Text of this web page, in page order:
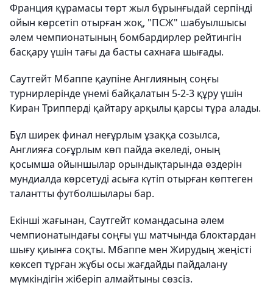
Франция құрамасы төрт жыл бұрынғыдай серпінді
ойын көрсетіп отырған жоқ, "ПСЖ" шабуылшысы
әлем чемпионатының бомбардирлер рейтингін
басқару үшін тағы да басты сахнаға шығады.
Саутгейт Мбаппе қаупіне Англияның соңғы
турнирлерінде үнемі байқалатын 5-2-3 құру үшін
Киран Трипперді қайтару арқылы қарсы тұра алады.
Бұл ширек финал неғұрлым ұзаққа созылса,
Англияға соғұрлым көп пайда әкеледі, оның
қосымша ойыншылар орындықтарында өздерін
мундиалда көрсетуді асыға күтіп отырған көптеген
талантты футболшылары бар.
Екінші жағынан, Саутгейт командасына әлем
чемпионатындағы соңғы үш матчында блоктардан
шығу қиынға соқты. Мбаппе мен Жирудың жеңісті
көксеп тұрған жұбы осы жағдайды пайдалану
мүмкіндігін жіберіп алмайтыны сөзсіз.